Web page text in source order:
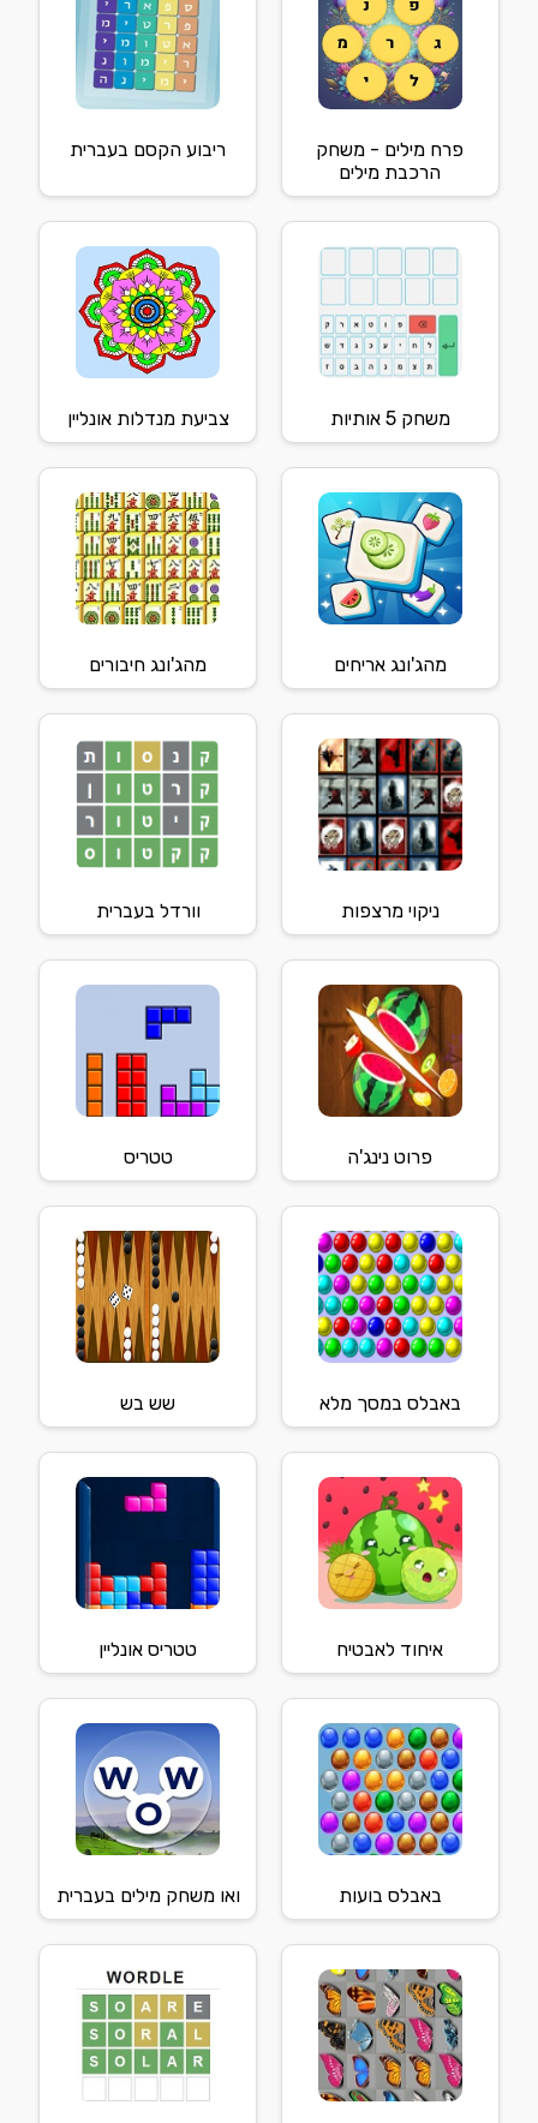
פרח מילים - משחק
הרכבת מילים
ריבוע הקסם בעברית
משחק 5 אותיות צביעת מנדלות אונליין
מהג'ונג אריחים מהג'ונג חיבורים
ניקוי מרצפות וורדל בעברית
פרוט נינג'ה טטריס
באבלס במסך מלא שש בש
איחוד לאבטיח טטריס אונליין
באבלס בועות ואו משחק מילים בעברית